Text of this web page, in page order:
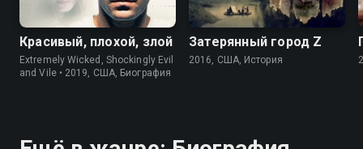
Красивый, плохой, злой
Extremely Wicked, Shockingly Evil
and Vile • 2019, США, Биография
Затерянный город Z
2016, США, История